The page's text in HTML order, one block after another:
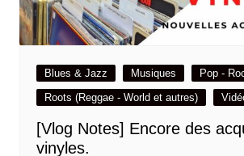
Blues & Jazz Musiques
Pop -
Roots (Reggae - World et autres)
[Vlog Notes] Encore des
vinyles.